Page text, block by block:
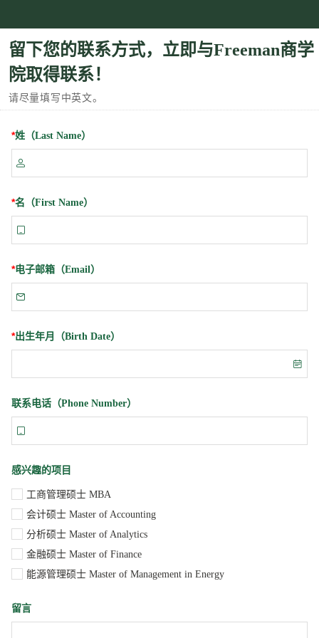
留下您的联系方式，立即与Freeman商学
院取得联系！
请尽量填写中英文。
*姓（Last Name）

*名（First Name）

*电子邮箱（Email）

*出生年月（Birth Date）

联系电话（Phone Number）

感兴趣的项目
工商管理硕士 MBA
会计硕士 Master of Accounting
分析硕士 Master of Analytics
金融硕士 Master of Finance
能源管理硕士 Master of Management in Energy
留言